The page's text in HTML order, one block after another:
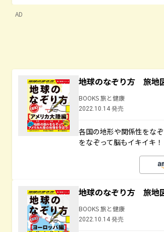
AD
地球のなぞり方 旅地
BOOKS 旅と健康
2022.10.14 発売
各国の地形や関係性をな
をなぞって脳もイキイキ！
地球のなぞり方 旅地
BOOKS 旅と健康
2022.10.14 発売